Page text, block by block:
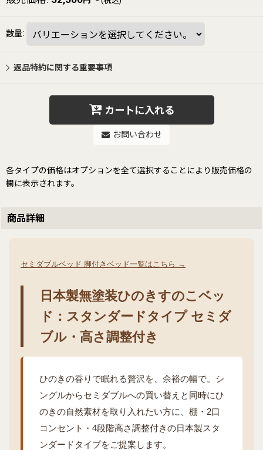
数量:
返品特約に関する重要事項
カートに入れる
お問い合わせ
各タイプの価格はオプションを全て選択することにより販売価格の
欄に表示されます。
商品詳細
セミダブルベッド 脚付きベッド一覧はこちら →
日本製無塗装ひのきすのこベッ
ド：スタンダードタイプ セミダ
ブル・高さ調整付き
ひのきの香りで眠れる贅沢を、余裕の幅で。シ
ングルからセミダブルへの買い替えと同時にひ
のきの自然素材を取り入れたい方に、棚・2口
コンセント・4段階高さ調整付きの日本製スタ
ンダードタイプをご提案します。